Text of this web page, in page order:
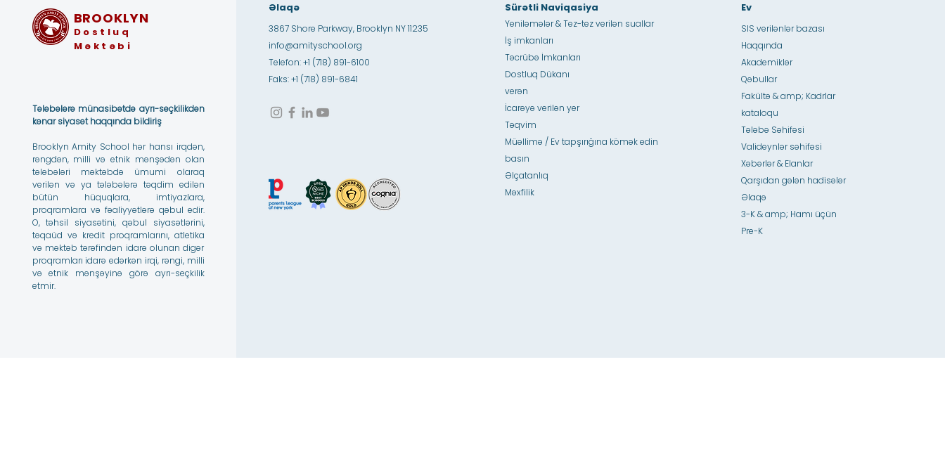
BROOKLYN
Dostluq
Məktəbi
Tələbələrə münasibətdə ayrı-seçkilikdən
kənar siyasət haqqında bildiriş
Brooklyn Amity School hər hansı irqdən,
rəngdən, milli və etnik mənşədən olan
tələbələri məktəbdə ümumi olaraq
verilən və ya tələbələrə təqdim edilən
bütün hüquqlara, imtiyazlara,
proqramlara və fəaliyyətlərə qəbul edir.
O, təhsil siyasətini, qəbul siyasətlərini,
təqaüd və kredit proqramlarını, atletika
və məktəb tərəfindən idarə olunan digər
proqramları idarə edərkən irqi, rəngi, milli
və etnik mənşəyinə görə ayrı-seçkilik
etmir.
Əlaqə
3867 Shore Parkway, Brooklyn NY 11235
info@amityschool.org
Telefon: +1 (718) 891-6100
Faks: +1 (718) 891-6841
Sürətli Naviqasiya
Yeniləmələr & Tez-tez verilən suallar
İş imkanları
Təcrübə İmkanları
Dostluq Dükanı
verən
İcarəyə verilən yer
Təqvim
Müəllimə / Ev tapşırığına kömək edin
basın
Əlçatanlıq
Məxfilik
Ev
SIS verilənlər bazası
Haqqında
Akademiklər
Qəbullar
Fakültə & amp; Kadrlar
kataloqu
Tələbə Səhifəsi
Valideynlər səhifəsi
Xəbərlər & Elanlar
Qarşıdan gələn hadisələr
Əlaqə
3-K & amp; Hamı üçün
Pre-K